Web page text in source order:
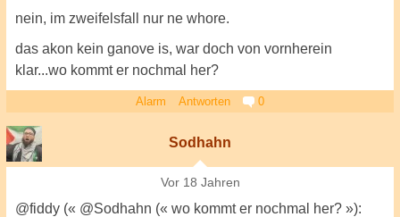
nein, im zweifelsfall nur ne whore.
das akon kein ganove is, war doch von vornherein
klar...wo kommt er nochmal her?
Alarm Antworten 0
Sodhahn
Vor 18 Jahren
@fiddy (« @Sodhahn (« wo kommt er nochmal her? »):